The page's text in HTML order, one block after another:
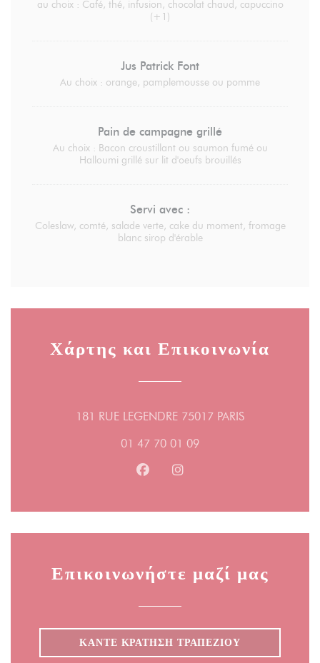
au choix : Café, thé, infusion, chocolat chaud, capuccino
(+1)
Jus Patrick Font
Au choix : orange, pamplemousse ou pomme
Pain de campagne grillé
Au choix : Bacon croustillant ou saumon fumé ou
Halloumi grillé sur lit d'oeufs brouillés
Servi avec :
Coleslaw, comté, salade verte, cake du moment, fromage
blanc sirop d'érable
Χάρτης και Επικοινωνία
181 RUE LEGENDRE 75017 PARIS((ανοίγει σε
01 47 70 01 09
Facebook ((ανοίγει σε νέο
Instagram ((ανοίγει σε
Επικοινωνήστε μαζί μας
ΚΆΝΤΕ ΚΡΆΤΗΣΗ ΤΡΑΠΕΖΙΟΎ